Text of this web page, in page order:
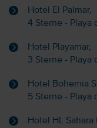
Hotel El Palmar,
4 Sterne - Playa
Hotel Playamar,
3 Sterne - Playa
Hotel Bohemia
5 Sterne - Playa
Hotel HL Sahara